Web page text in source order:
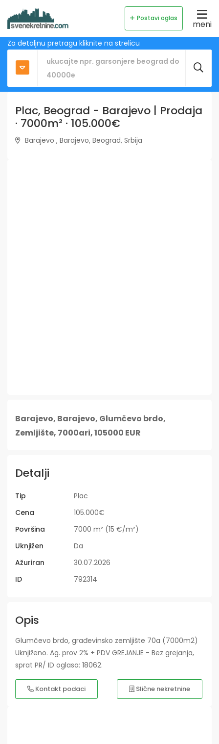
Postavi oglas
meni
Za detaljnu pretragu kliknite na strelicu
Plac, Beograd - Barajevo | Prodaja
· 7000m² · 105.000€
Barajevo , Barajevo, Beograd, Srbija
Barajevo, Barajevo, Glumčevo brdo,
Zemljište, 7000ari, 105000 EUR
Detalji
Tip
Plac
Cena
105.000€
Površina
7000 m² (15 €/m²)
Uknjižen
Da
Ažuriran
30.07.2026
ID
792314
Opis
Glumčevo brdo, građevinsko zemljište 70a (7000m2)
Uknjiženo. Ag. prov 2% + PDV GREJANJE - Bez grejanja,
sprat PR/ ID oglasa: 18062.
Kontakt podaci Slične nekretnine